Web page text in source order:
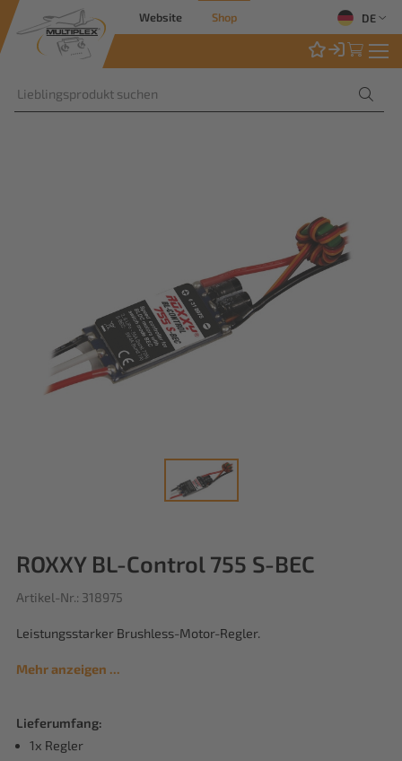
Website Shop DE
ROXXY BL-Control 755 S-BEC
Artikel-Nr.: 318975
Leistungsstarker Brushless-Motor-Regler.
Mehr anzeigen ...
Lieferumfang:
1x Regler